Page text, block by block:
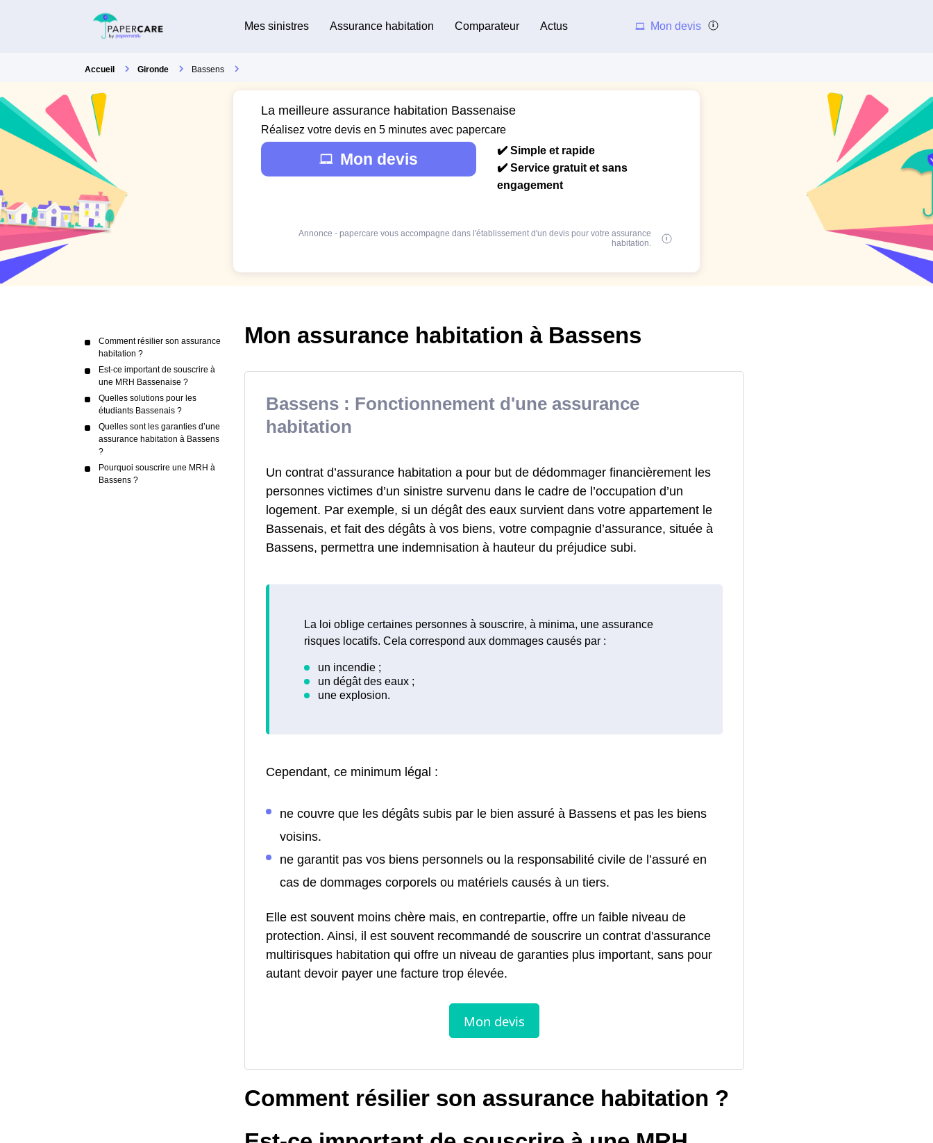
Mes sinistres Assurance habitation Comparateur Actus Mon devis
Accueil Gironde Bassens
La meilleure assurance habitation Bassenaise
Réalisez votre devis en 5 minutes avec papercare
Mon devis
✔️ Simple et rapide
✔️ Service gratuit et sans
engagement
Annonce - papercare vous accompagne dans l'établissement d'un devis pour votre assurance
habitation.
Comment résilier son assurance
habitation ?
Est-ce important de souscrire à
une MRH Bassenaise ?
Quelles solutions pour les
étudiants Bassenais ?
Quelles sont les garanties d’une
assurance habitation à Bassens
?
Pourquoi souscrire une MRH à
Bassens ?
Mon assurance habitation à Bassens
Bassens : Fonctionnement d'une assurance
habitation
Un contrat d’assurance habitation a pour but de dédommager financièrement les
personnes victimes d’un sinistre survenu dans le cadre de l’occupation d’un
logement. Par exemple, si un dégât des eaux survient dans votre appartement le
Bassenais, et fait des dégâts à vos biens, votre compagnie d’assurance, située à
Bassens, permettra une indemnisation à hauteur du préjudice subi.
La loi oblige certaines personnes à souscrire, à minima, une assurance
risques locatifs. Cela correspond aux dommages causés par :
Cependant, ce minimum légal :
ne couvre que les dégâts subis par le bien assuré à Bassens et pas les biens
voisins.
ne garantit pas vos biens personnels ou la responsabilité civile de l’assuré en
cas de dommages corporels ou matériels causés à un tiers.
Elle est souvent moins chère mais, en contrepartie, offre un faible niveau de
protection. Ainsi, il est souvent recommandé de souscrire un contrat d'assurance
multirisques habitation qui offre un niveau de garanties plus important, sans pour
autant devoir payer une facture trop élevée.
Comment résilier son assurance habitation ?